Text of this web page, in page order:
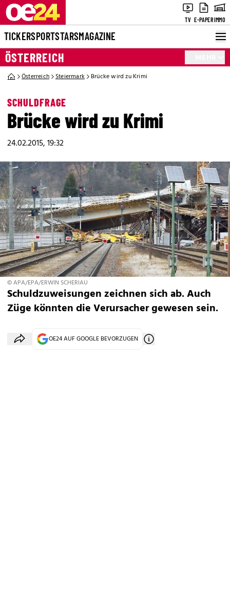
TV E-PAPERIMMO
TICKERSPORTSTARSMAGAZINE
ÖSTERREICH
Österreich Steiermark Brücke wird zu Krimi
SCHULDFRAGE
Brücke wird zu Krimi
24.02.2015, 19:32
© APA/EPA/ERWIN SCHERIAU
Schuldzuweisungen zeichnen sich ab. Auch
Züge könnten die Verursacher gewesen sein.
OE24 AUF GOOGLE BEVORZUGEN